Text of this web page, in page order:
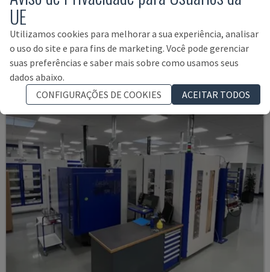
FORM 30
AGIECHARMILLES - MÁQUINA DE ELETROEROSÃO
HUNGRIA 2015
35.000 €
UE
Utilizamos cookies para melhorar a sua experiência, analisar
o uso do site e para fins de marketing. Você pode gerenciar
suas preferências e saber mais sobre como usamos seus
dados abaixo.
CONFIGURAÇÕES DE COOKIES
ACEITAR TODOS